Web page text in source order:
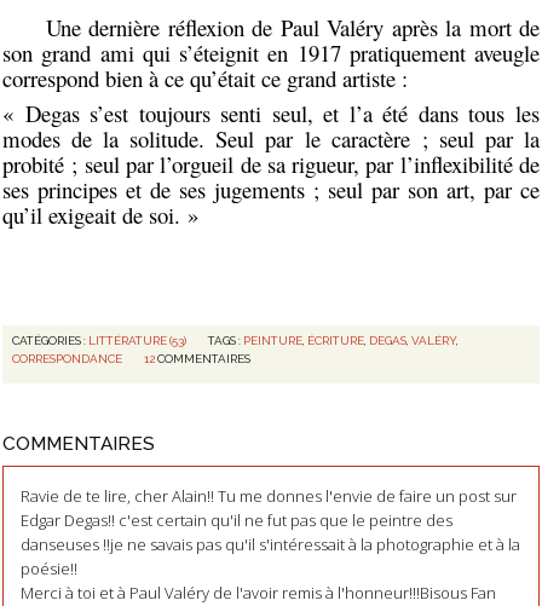
Une dernière réflexion de Paul Valéry après la mort de
son grand ami qui s’éteignit en 1917 pratiquement aveugle
correspond bien à ce qu’était ce grand artiste :
« Degas s’est toujours senti seul, et l’a été dans tous les
modes de la solitude. Seul par le caractère ; seul par la
probité ; seul par l’orgueil de sa rigueur, par l’inflexibilité de
ses principes et de ses jugements ; seul par son art, par ce
qu’il exigeait de soi. »
CATÉGORIES : LITTÉRATURE (53) TAGS : PEINTURE, ÉCRITURE, DEGAS,VALÉRY,
CORRESPONDANCE
12 COMMENTAIRES
COMMENTAIRES
Ravie de te lire, cher Alain!! Tu me donnes l'envie de faire un post sur
Edgar Degas!! c'est certain qu'il ne fut pas que le peintre des
danseuses !!je ne savais pas qu'il s'intéressait à la photographie et à la
poésie!!
Merci à toi et à Paul Valéry de l'avoir remis à l'honneur!!!Bisous Fan